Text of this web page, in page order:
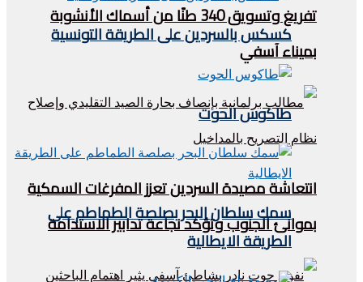
تفريغ وتسويق 340 طنًا من أسماك الأنشوبة
بميناء آسفي
انتعاشة مصيدة السردين تعزز المفرغات السمكية
بموانئ الجنوب وتؤكد نجاعة تدابير الاستدامة
كسكس بالسردين على الطريقة التونسية
طاكوس الحوت
سمك سلطان البحر بصلصة الطماطم على
الطريقة الايطالية